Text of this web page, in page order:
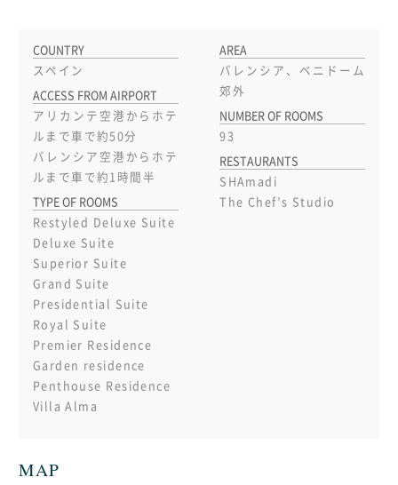
COUNTRY
スペイン
ACCESS FROM AIRPORT
アリカンテ空港からホテ
ルまで車で約50分
バレンシア空港からホテ
ルまで車で約1時間半
TYPE OF ROOMS
Restyled Deluxe Suite
Deluxe Suite
Superior Suite
Grand Suite
Presidential Suite
Royal Suite
Premier Residence
Garden residence
Penthouse Residence
Villa Alma
AREA
バレンシア、ベニドーム
郊外
NUMBER OF ROOMS
93
RESTAURANTS
SHAmadi
The Chef’s Studio
MAP